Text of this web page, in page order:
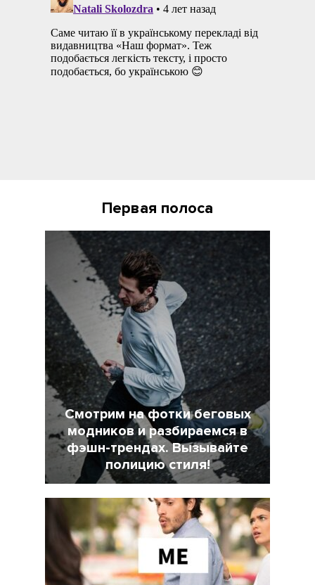
Первая полоса
Смотрим на фотки беговых
модников и разбираемся в
фэшн-трендах. Вызывайте
полицию стиля!